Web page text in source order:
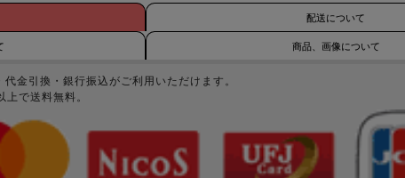
配送について
商品、画像について
金引換・銀行振込がご利用いただけます。
で送料無料。